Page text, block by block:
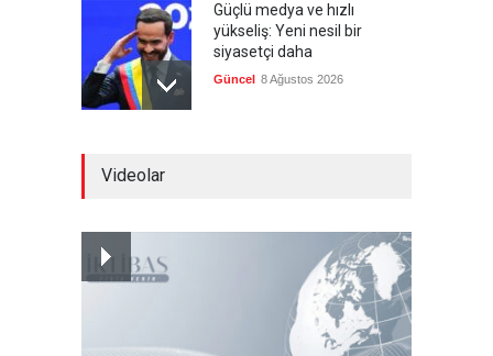
Güçlü medya ve hızlı
yükseliş: Yeni nesil bir
siyasetçi daha
Güncel 8 Ağustos 2026
Kolombiya, solcu Petro'nun
yerine aşırı sağcı Espriella'yı
Videolar